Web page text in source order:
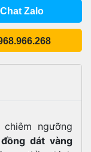
Chat Zalo
ngưỡng
dát vàng